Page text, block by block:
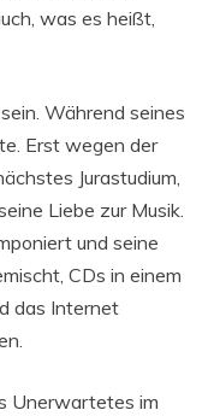
was es heißt,
Während seines
Erst wegen der
Jurastudium,
Liebe zur Musik.
und seine
CDs in einem
das Internet
Unerwartetes im